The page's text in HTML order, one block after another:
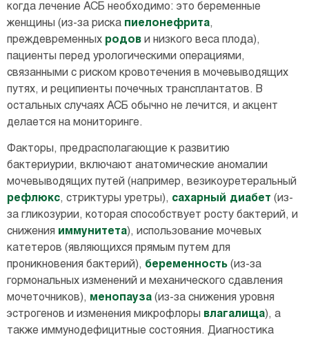
когда лечение АСБ необходимо: это беременные
женщины (из-за риска пиелонефрита,
преждевременных родов и низкого веса плода),
пациенты перед урологическими операциями,
связанными с риском кровотечения в мочевыводящих
путях, и реципиенты почечных трансплантатов. В
остальных случаях АСБ обычно не лечится, и акцент
делается на мониторинге.
Факторы, предрасполагающие к развитию
бактериурии, включают анатомические аномалии
мочевыводящих путей (например, везикоуретеральный
рефлюкс, стриктуры уретры), сахарный диабет (из-
за гликозурии, которая способствует росту бактерий, и
снижения иммунитета), использование мочевых
катетеров (являющихся прямым путем для
проникновения бактерий), беременность (из-за
гормональных изменений и механического сдавления
мочеточников), менопауза (из-за снижения уровня
эстрогенов и изменения микрофлоры влагалища), а
также иммунодефицитные состояния. Диагностика